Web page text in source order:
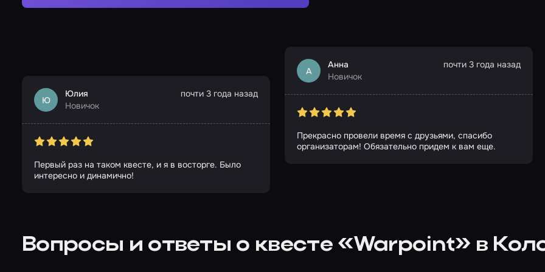
Ю
Юлия
Новичок
почти 3 года назад
Первый раз на таком квесте, и я в восторге. Было
интересно и динамично!
А
Анна
Новичок
почти 3 года назад
Прекрасно провели время с друзьями, спасибо
организаторам! Обязательно придем к вам еще.
Вопросы и ответы о квесте «Warpoint» в